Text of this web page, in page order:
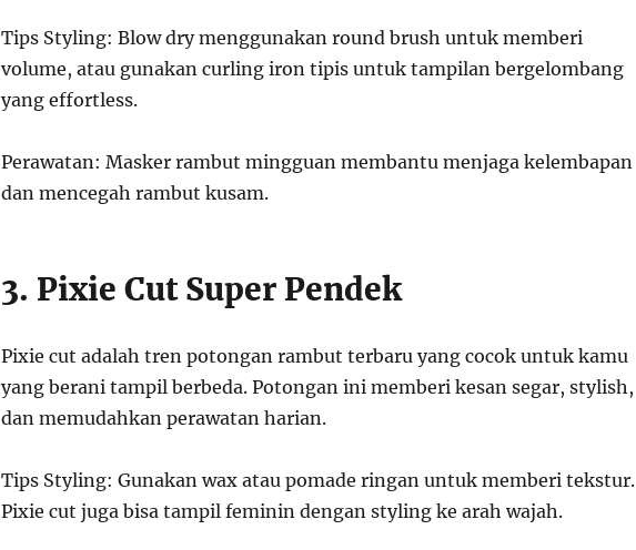
Tips Styling: Blow dry menggunakan round brush untuk memberi
volume, atau gunakan curling iron tipis untuk tampilan bergelombang
yang effortless.
Perawatan: Masker rambut mingguan membantu menjaga kelembapan
dan mencegah rambut kusam.
3. Pixie Cut Super Pendek
Pixie cut adalah tren potongan rambut terbaru yang cocok untuk kamu
yang berani tampil berbeda. Potongan ini memberi kesan segar, stylish,
dan memudahkan perawatan harian.
Tips Styling: Gunakan wax atau pomade ringan untuk memberi tekstur.
Pixie cut juga bisa tampil feminin dengan styling ke arah wajah.